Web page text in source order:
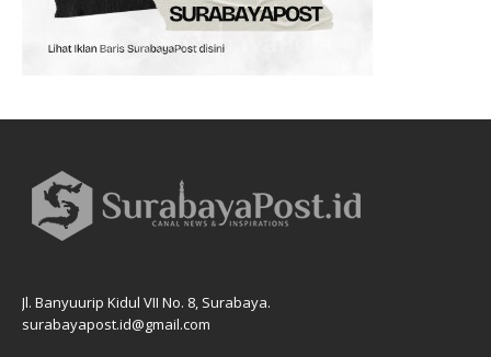
Jl. Banyuurip Kidul VII No. 8, Surabaya.
surabayapost.id@gmail.com